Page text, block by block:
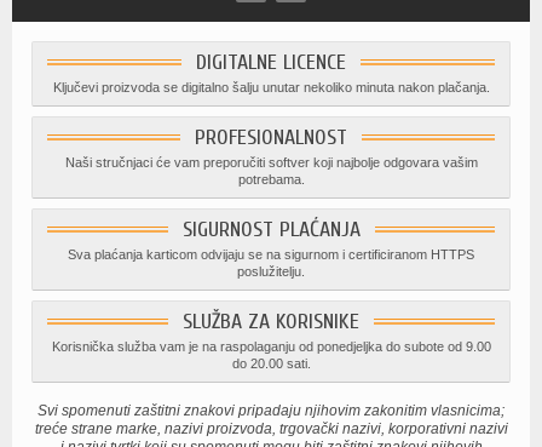
DIGITALNE LICENCE
Ključevi proizvoda se digitalno šalju unutar nekoliko minuta nakon plačanja.
PROFESIONALNOST
Naši stručnjaci će vam preporučiti softver koji najbolje odgovara vašim
potrebama.
SIGURNOST PLAĆANJA
Sva plaćanja karticom odvijaju se na sigurnom i certificiranom HTTPS
poslužitelju.
SLUŽBA ZA KORISNIKE
Korisnička služba vam je na raspolaganju od ponedjeljka do subote od 9.00
do 20.00 sati.
Svi spomenuti zaštitni znakovi pripadaju njihovim zakonitim vlasnicima;
treće strane marke, nazivi proizvoda, trgovački nazivi, korporativni nazivi